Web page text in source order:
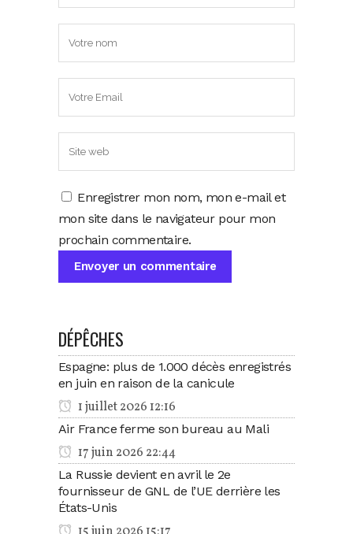
Enregistrer mon nom, mon e-mail et
mon site dans le navigateur pour mon
prochain commentaire.
DÉPÊCHES
Espagne: plus de 1.000 décès enregistrés
en juin en raison de la canicule
1 juillet 2026 12:16
Air France ferme son bureau au Mali
17 juin 2026 22:44
La Russie devient en avril le 2e
fournisseur de GNL de l’UE derrière les
États-Unis